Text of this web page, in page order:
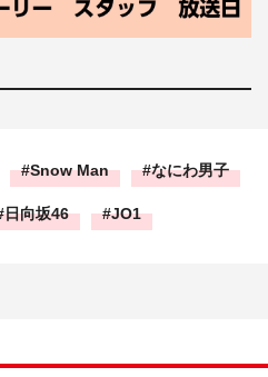
Snow Man なにわ男子
日向坂46 JO1